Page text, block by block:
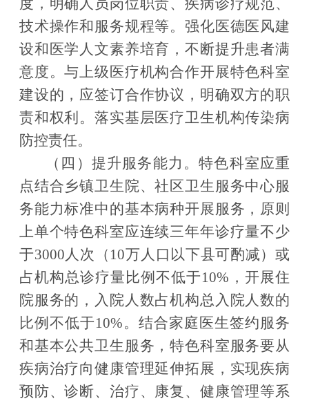
度，明确人员岗位职责、疾病诊疗规范、
技术操作和服务规程等。强化医德医风建
设和医学人文素养培育，不断提升患者满
意度。与上级医疗机构合作开展特色科室
建设的，应签订合作协议，明确双方的职
责和权利。落实基层医疗卫生机构传染病
防控责任。
（四）提升服务能力。特色科室应重
点结合乡镇卫生院、社区卫生服务中心服
务能力标准中的基本病种开展服务，原则
上单个特色科室应连续三年年诊疗量不少
于3000人次（ 10万人口以下县可酌减）或
占机构总诊疗量比例不低于10% ，开展住
院服务的，入院人数占机构总入院人数的
比例不低于10%。结合家庭医生签约服务
和基本公共卫生服务，特色科室服务要从
疾病治疗向健康管理延伸拓展，实现疾病
预防、诊断、治疗、康复、健康管理等系